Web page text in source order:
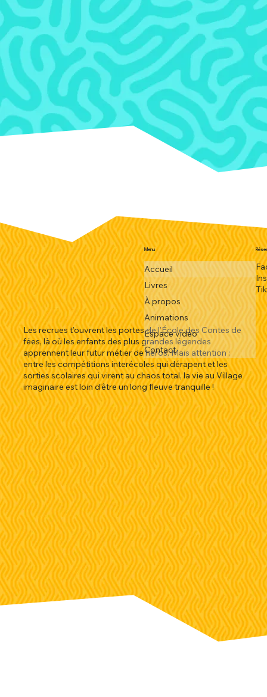
Les recrues t’ouvrent les portes de l’École des Contes de
fées, là où les enfants des plus grandes légendes
apprennent leur futur métier de héros. Mais attention :
entre les compétitions interécoles qui dérapent et les
sorties scolaires qui virent au chaos total, la vie au Village
imaginaire est loin d’être un long fleuve tranquille !
Menu
Accueil
Livres
À propos
Animations
Espace vidéo
Contact